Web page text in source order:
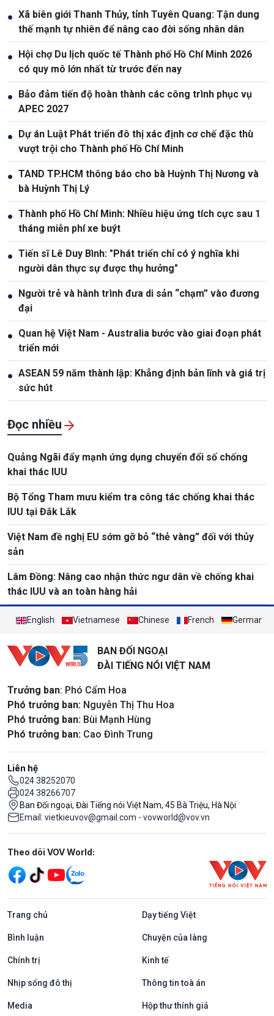
● Xã biên giới Thanh Thủy, tỉnh Tuyên Quang: Tận dung
thế mạnh tự nhiên để nâng cao đời sống nhân dân
●
Hội chợ Du lịch quốc tế Thành phố Hồ Chí Minh 2026
có quy mô lớn nhất từ trước đến nay
●
Bảo đảm tiến độ hoàn thành các công trình phục vụ
APEC 2027
●
Dự án Luật Phát triển đô thị xác định cơ chế đặc thù
vượt trội cho Thành phố Hồ Chí Minh
● TAND TP.HCM thông báo cho bà Huỳnh Thị Nương và
bà Huỳnh Thị Lý
● Thành phố Hồ Chí Minh: Nhiều hiệu ứng tích cực sau 1
tháng miễn phí xe buýt
● Tiến sĩ Lê Duy Bình: "Phát triển chỉ có ý nghĩa khi
người dân thực sự được thụ hưởng"
●
Người trẻ và hành trình đưa di sản “chạm” vào đương
đại
● Quan hệ Việt Nam - Australia bước vào giai đoạn phát
triển mới
● ASEAN 59 năm thành lập: Khẳng định bản lĩnh và giá trị
sức hút
Đọc nhiều
Quảng Ngãi đẩy mạnh ứng dụng chuyển đổi số chống
khai thác IUU
Bộ Tổng Tham mưu kiểm tra công tác chống khai thác
IUU tại Đắk Lắk
Việt Nam đề nghị EU sớm gỡ bỏ “thẻ vàng” đối với thủy
sản
Lâm Đồng: Nâng cao nhận thức ngư dân về chống khai
thác IUU và an toàn hàng hải
English Vietnamese Chinese French German
BAN ĐỐI NGOẠI
ĐÀI TIẾNG NÓI VIỆT NAM
Trưởng ban: Phó Cẩm Hoa
Phó trưởng ban: Nguyễn Thị Thu Hoa
Phó trưởng ban: Bùi Mạnh Hùng
Phó trưởng ban: Cao Đình Trung
Liên hệ
024 38252070
024 38266707
Ban Đối ngoại, Đài Tiếng nói Việt Nam, 45 Bà Triệu, Hà Nội
Email: vietkieuvov@gmail.com - vovworld@vov.vn
Mạng xã hội
Theo dõi VOV World:
Trang chủ Dạy tiếng Việt
Bình luận Chuyện của làng
Chính trị Kinh tế
Nhịp sống đô thị Thông tin toà án
Media Hộp thư thính giả